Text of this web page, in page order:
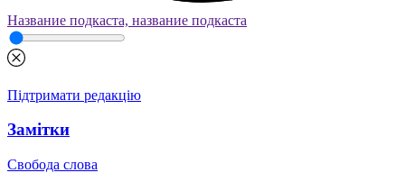
Название подкаста, название подкаста
Підтримати редакцію
Замітки
Свобода слова